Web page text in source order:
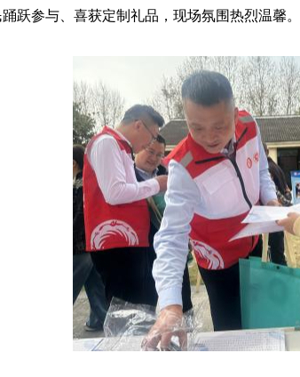
跃参与、喜获定制礼品，现场氛围热烈温馨。